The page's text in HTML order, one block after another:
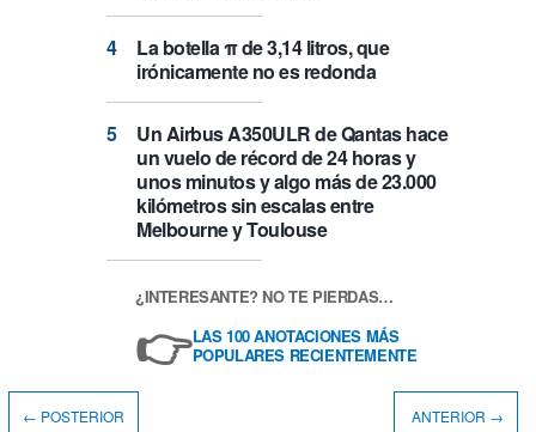
La botella π de 3,14 litros, que
irónicamente no es redonda
Un Airbus A350ULR de Qantas hace
un vuelo de récord de 24 horas y
unos minutos y algo más de 23.000
kilómetros sin escalas entre
Melbourne y Toulouse
¿INTERESANTE? NO TE PIERDAS…
👉LAS 100 ANOTACIONES MÁS
POPULARES RECIENTEMENTE
← POSTERIOR ANTERIOR →